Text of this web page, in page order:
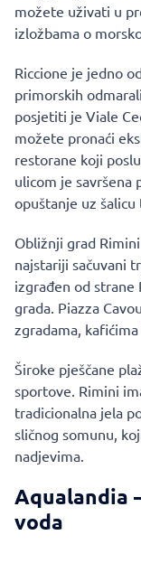
možete uživati u
izložbama o
Riccione je jedno
primorskih
posjetiti je Viale
možete pronaći
restorane koji
ulicom je savršena
opuštanje uz šalicu
Obližnji grad
najstariji sačuvani
izgrađen od strane
grada. Piazza
zgradama,
Široke pješčane
sportove. Rimini
tradicionalna jela
sličnog somunu,
nadjevima.
Aqualandia
voda